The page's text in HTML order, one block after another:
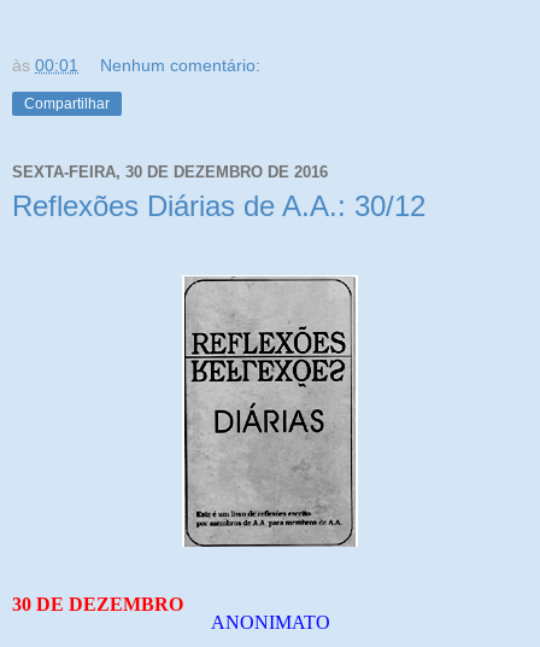
às 00:01 Nenhum comentário:
Compartilhar
SEXTA-FEIRA, 30 DE DEZEMBRO DE 2016
Reflexões Diárias de A.A.: 30/12
30 DE DEZEMBRO
ANONIMATO